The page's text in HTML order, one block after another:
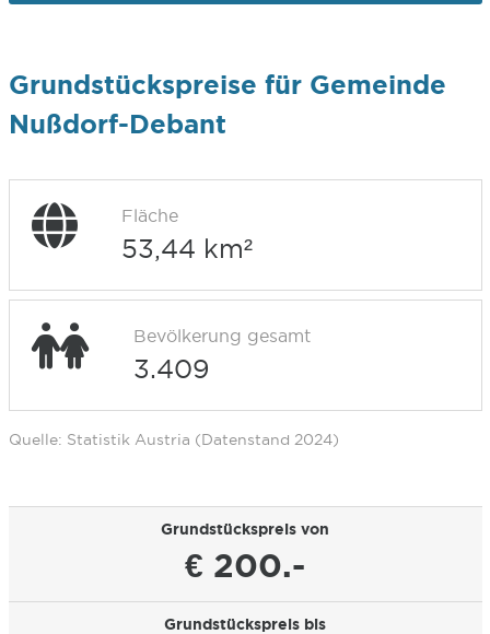
Grundstückspreise für Gemeinde
Nußdorf-Debant
Fläche
53,44 km²
Bevölkerung gesamt
3.409
Quelle: Statistik Austria (Datenstand 2024)
Grundstückspreis von
€ 200.-
Grundstückspreis bis